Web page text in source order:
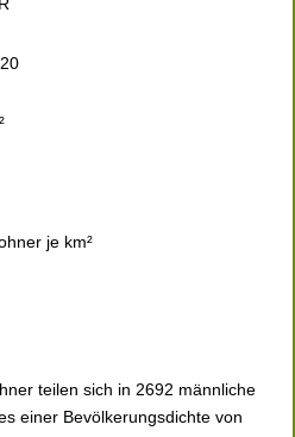
je km²
teilen sich in 2692 männliche
einer Bevölkerungsdichte von